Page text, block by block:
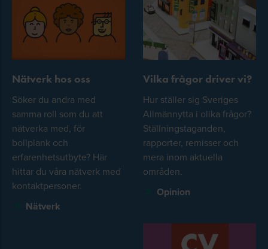
Nätverk hos oss
Söker du andra med
samma roll som du att
nätverka med, för
bollplank och
erfarenhetsutbyte? Här
hittar du våra nätverk med
kontaktpersoner.
Nätverk
Vilka frågor driver vi?
Hur ställer sig Sveriges
Allmännytta i olika frågor?
Ställningstaganden,
rapporter, remisser och
mera inom aktuella
områden.
Opinion